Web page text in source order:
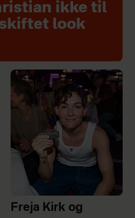
ikke til
look
Freja Kirk og